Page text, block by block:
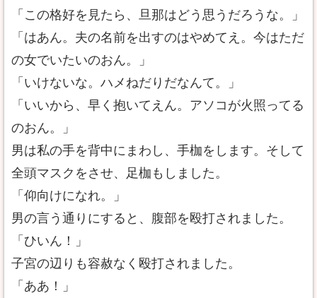
「この格好を見たら、旦那はどう思うだろうな。」
「はあん。夫の名前を出すのはやめてえ。今はただ
の女でいたいのおん。」
「いけないな。ハメねだりだなんて。」
「いいから、早く抱いてえん。アソコが火照ってる
のおん。」
男は私の手を背中にまわし、手枷をします。そして
全頭マスクをさせ、足枷もしました。
「仰向けになれ。」
男の言う通りにすると、腹部を殴打されました。
「ひいん！」
子宮の辺りも容赦なく殴打されました。
「ああ！」